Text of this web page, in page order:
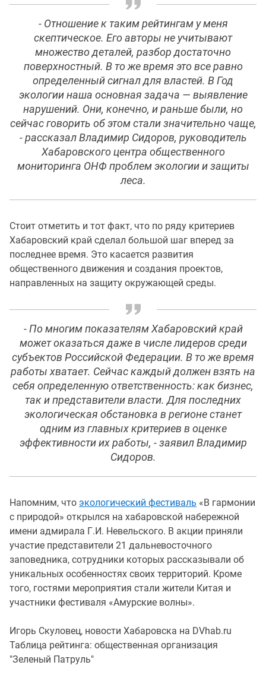
- Отношение к таким рейтингам у меня
скептическое. Его авторы не учитывают
множество деталей, разбор достаточно
поверхностный. В то же время это все равно
определенный сигнал для властей. В Год
экологии наша основная задача — выявление
нарушений. Они, конечно, и раньше были, но
сейчас говорить об этом стали значительно чаще,
- рассказал Владимир Сидоров, руководитель
Хабаровского центра общественного
мониторинга ОНФ проблем экологии и защиты
леса.
Стоит отметить и тот факт, что по ряду критериев
Хабаровский край сделал большой шаг вперед за
последнее время. Это касается развития
общественного движения и создания проектов,
направленных на защиту окружающей среды.
- По многим показателям Хабаровский край
может оказаться даже в числе лидеров среди
субъектов Российской Федерации. В то же время
работы хватает. Сейчас каждый должен взять на
себя определенную ответственность: как бизнес,
так и представители власти. Для последних
экологическая обстановка в регионе станет
одним из главных критериев в оценке
эффективности их работы, - заявил Владимир
Сидоров.
Напомним, что экологический фестиваль «В гармонии
с природой» открылся на хабаровской набережной
имени адмирала Г.И. Невельского. В акции приняли
участие представители 21 дальневосточного
заповедника, сотрудники которых рассказывали об
уникальных особенностях своих территорий. Кроме
того, гостями мероприятия стали жители Китая и
участники фестиваля «Амурские волны».
Игорь Скуловец, новости Хабаровска на DVhab.ru
Таблица рейтинга: общественная организация
"Зеленый Патруль"